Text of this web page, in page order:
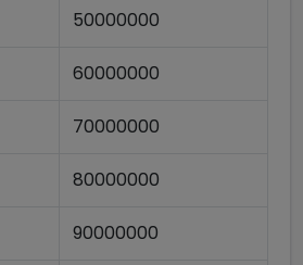
50000000
60000000
70000000
80000000
90000000